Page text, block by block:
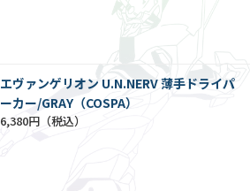
エヴァンゲリオン U.N.NERV 薄手ドライパ
ーカー/GRAY（COSPA）
6,380円